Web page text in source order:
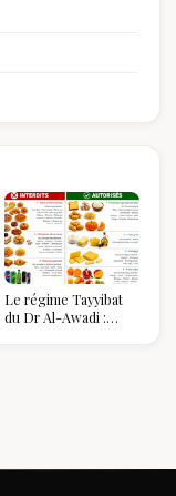
Le régime Tayyibat
du Dr Al-Awadi :